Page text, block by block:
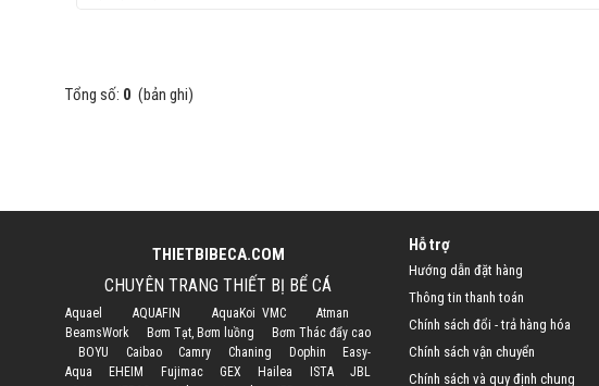
Tổng số: 0 (bản ghi)
THIETBIBECA.COM
CHUYÊN TRANG THIẾT BỊ BỂ CÁ
Aquael AQUAFIN AquaKoi VMC
Atman
BeamsWork
Bơm Tạt, Bơm luồng
Bơm Thác đẩy cao
BOYU
Caibao Camry Chaning Dophin
Easy-
Aqua
EHEIM Fujimac GEX Hailea ISTA
JBL
Hỗ trợ
Hướng dẫn đặt hàng
Thông tin thanh toán
Chính sách đổi - trả hàng hóa
Chính sách vận chuyển
Chính sách và quy định chung